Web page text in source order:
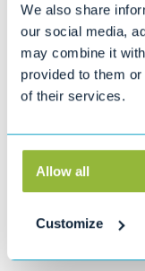
We also share
our social media,
may combine it
provided to them
of their services.
Allow all
Customize
• Zeer wendbaar
•
• Vergrendelen met
• Veel voetruimte
• Maximale snelheid